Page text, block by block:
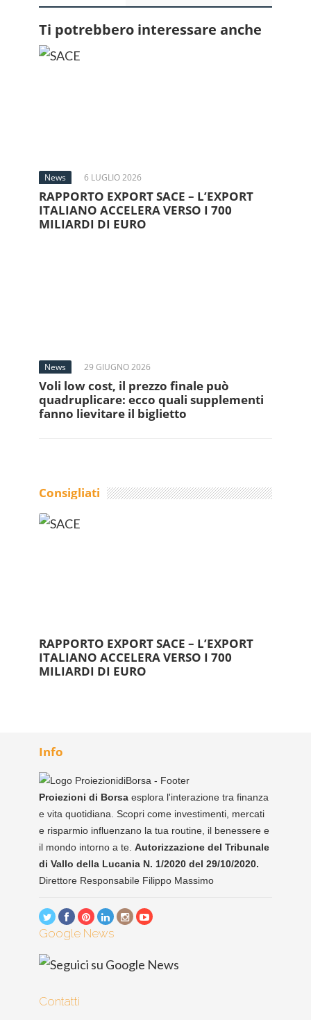
Ti potrebbero interessare anche
News 6 LUGLIO 2026
RAPPORTO EXPORT SACE – L’EXPORT
ITALIANO ACCELERA VERSO I 700
MILIARDI DI EURO
News 29 GIUGNO 2026
Voli low cost, il prezzo finale può
quadruplicare: ecco quali supplementi
fanno lievitare il biglietto
Consigliati
RAPPORTO EXPORT SACE – L’EXPORT
ITALIANO ACCELERA VERSO I 700
MILIARDI DI EURO
Info
Proiezioni di Borsa esplora l'interazione tra finanza
e vita quotidiana. Scopri come investimenti, mercati
e risparmio influenzano la tua routine, il benessere e
il mondo intorno a te. Autorizzazione del Tribunale
di Vallo della Lucania N. 1/2020 del 29/10/2020.
Direttore Responsabile Filippo Massimo
Google News
Contatti